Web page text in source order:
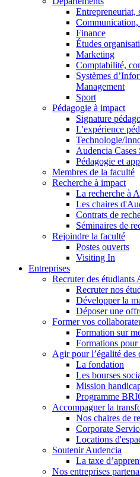
Entrepreneuriat,
Finance
Études
Marketing
Comptabilité,
Systèmes
Management
Sport
Pédagogie à impact
Signature
L'expérience
Technologie/
Audencia
Pédagogie et
Membres de la faculté
Recherche à impact
La recherche à
Les chaires
Contrats de
Séminaires de
Rejoindre la faculté
Postes ouverts
Visiting In
Entreprises
Recruter des étudiants
Recruter nos
Développer la
Déposer une
Former vos
Formation sur
Formations pour
Agir pour l’égalité des
La fondation
Les bourses
Mission
Programme
Accompagner la
Nos chaires de
Corporate
Locations
Soutenir Audencia
La taxe
Nos entreprises